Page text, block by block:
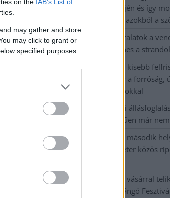
on the IAB’s List of
may gather and store
may click to grant or
specified purposes
évvel ezelőtti árvíz idején és így
fotógyűjtemény ugyanazokból a
Ilyenek eddig a tapasztalatok a
hőhullám miatt ingyenes a
Nem biztató: a hétvégi kisebb
héten megint visszatér a forróság,
hőség jön, akár 38 fokokkal
Közzétették a szakértői
fák többsége szakszerűen már
A MÚOSZ sajtódíjának második
Borsod24 és a Paraméter közös
Tánccal, zeneszóval és vásárral
Jászberény, indul a Csángó Fesztivál